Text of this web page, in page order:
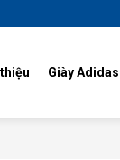
Giày Adidas